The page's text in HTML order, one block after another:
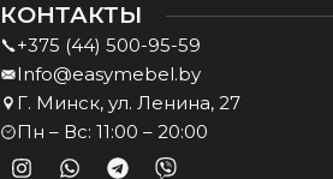
КОНТАКТЫ
+375 (44) 500-95-59
Info@easymebel.by
Г. Минск, ул. Ленина, 27
Пн – Вс: 11:00 – 20:00